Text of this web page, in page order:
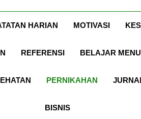
HARIAN MOTIVASI
REFERENSI BELAJAR
PERNIKAHAN
BISNIS